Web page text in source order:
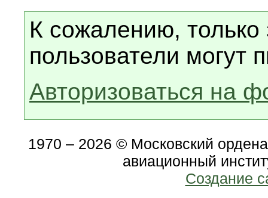
К сожалению, только
пользователи могут
Авторизоваться на
1970 – 2026 © Московский
авиационный
Создание